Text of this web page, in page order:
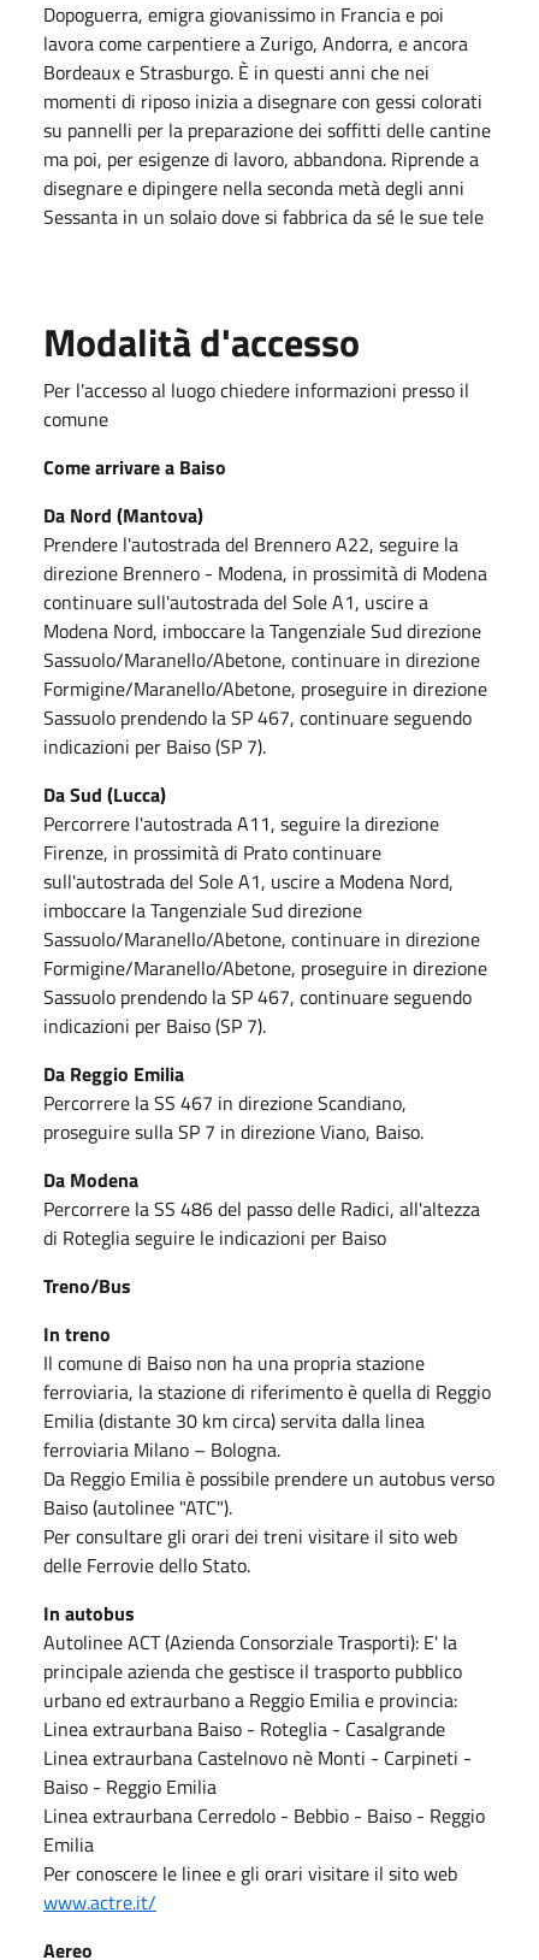
Dopoguerra, emigra giovanissimo in Francia e poi
lavora come carpentiere a Zurigo, Andorra, e ancora
Bordeaux e Strasburgo. È in questi anni che nei
momenti di riposo inizia a disegnare con gessi colorati
su pannelli per la preparazione dei soffitti delle cantine
ma poi, per esigenze di lavoro, abbandona. Riprende a
disegnare e dipingere nella seconda metà degli anni
Sessanta in un solaio dove si fabbrica da sé le sue tele
Modalità d'accesso
Per l'accesso al luogo chiedere informazioni presso il
comune
Come arrivare a Baiso
Da Nord (Mantova)
Prendere l'autostrada del Brennero A22, seguire la
direzione Brennero - Modena, in prossimità di Modena
continuare sull'autostrada del Sole A1, uscire a
Modena Nord, imboccare la Tangenziale Sud direzione
Sassuolo/Maranello/Abetone, continuare in direzione
Formigine/Maranello/Abetone, proseguire in direzione
Sassuolo prendendo la SP 467, continuare seguendo
indicazioni per Baiso (SP 7).
Da Sud (Lucca)
Percorrere l'autostrada A11, seguire la direzione
Firenze, in prossimità di Prato continuare
sull'autostrada del Sole A1, uscire a Modena Nord,
imboccare la Tangenziale Sud direzione
Sassuolo/Maranello/Abetone, continuare in direzione
Formigine/Maranello/Abetone, proseguire in direzione
Sassuolo prendendo la SP 467, continuare seguendo
indicazioni per Baiso (SP 7).
Da Reggio Emilia
Percorrere la SS 467 in direzione Scandiano,
proseguire sulla SP 7 in direzione Viano, Baiso.
Da Modena
Percorrere la SS 486 del passo delle Radici, all'altezza
di Roteglia seguire le indicazioni per Baiso
Treno/Bus
In treno
Il comune di Baiso non ha una propria stazione
ferroviaria, la stazione di riferimento è quella di Reggio
Emilia (distante 30 km circa) servita dalla linea
ferroviaria Milano – Bologna.
Da Reggio Emilia è possibile prendere un autobus verso
Baiso (autolinee "ATC").
Per consultare gli orari dei treni visitare il sito web
delle Ferrovie dello Stato.
In autobus
Autolinee ACT (Azienda Consorziale Trasporti): E' la
principale azienda che gestisce il trasporto pubblico
urbano ed extraurbano a Reggio Emilia e provincia:
Linea extraurbana Baiso - Roteglia - Casalgrande
Linea extraurbana Castelnovo nè Monti - Carpineti -
Baiso - Reggio Emilia
Linea extraurbana Cerredolo - Bebbio - Baiso - Reggio
Emilia
Per conoscere le linee e gli orari visitare il sito web
www.actre.it/
Aereo